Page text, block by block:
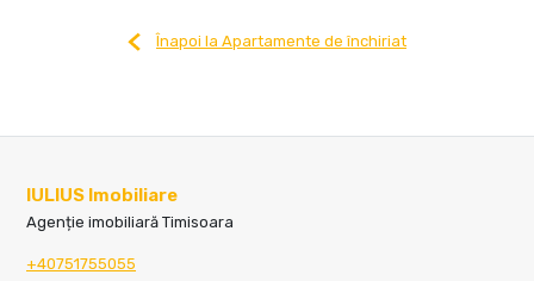
Înapoi la Apartamente de închiriat
IULIUS Imobiliare
Agenție imobiliară Timisoara
+40751755055